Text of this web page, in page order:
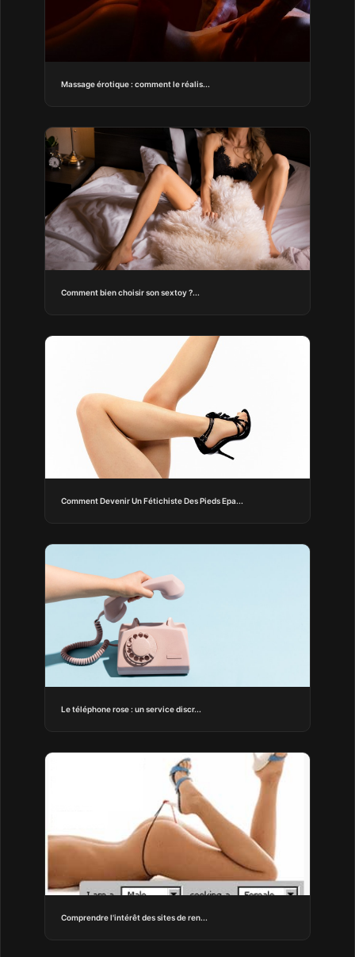
Massage érotique : comment le réalis...
Comment bien choisir son sextoy ?...
Comment Devenir Un Fétichiste Des Pieds Epa...
Le téléphone rose : un service discr...
Comprendre l'intérêt des sites de ren...